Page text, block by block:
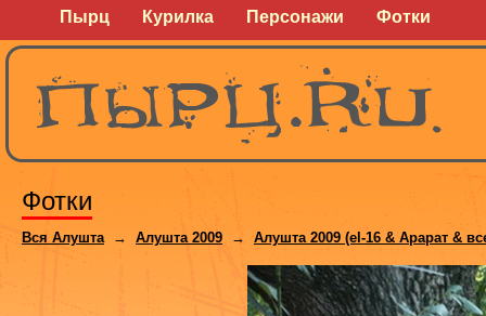
Пырц Курилка Персонажи Фотки
Фотки
Вся Алушта→ Алушта 2009 → Алушта 2009 (el-16 & Арарат &